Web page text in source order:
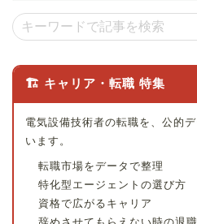
🏗 キャリア・転職 特集
電気設備技術者の転職を、公的
います。
転職市場をデータで整理
特化型エージェントの選び方
資格で広がるキャリア